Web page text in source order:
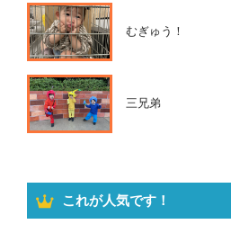
むぎゅう！
三兄弟
これが人気です！